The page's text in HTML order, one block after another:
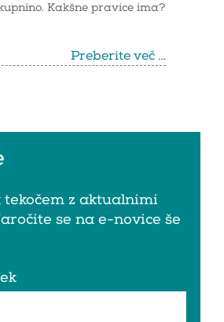
Kakšne pravice ima?
Preberite več …
z aktualnimi
se na e-novice še